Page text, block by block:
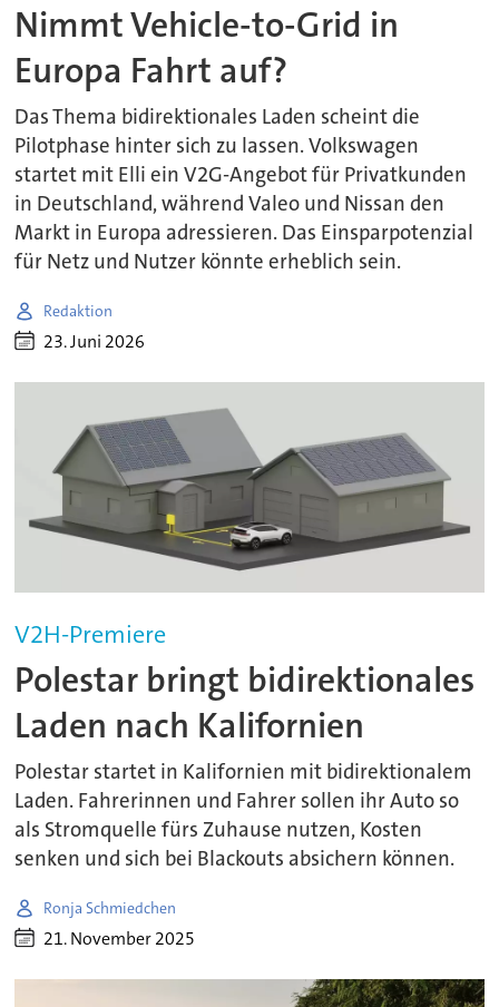
Nimmt Vehicle-to-Grid in
Europa Fahrt auf?
Das Thema bidirektionales Laden scheint die
Pilotphase hinter sich zu lassen. Volkswagen
startet mit Elli ein V2G-Angebot für Privatkunden
in Deutschland, während Valeo und Nissan den
Markt in Europa adressieren. Das Einsparpotenzial
für Netz und Nutzer könnte erheblich sein.
Redaktion
23. Juni 2026
V2H-Premiere
Polestar bringt bidirektionales
Laden nach Kalifornien
Polestar startet in Kalifornien mit bidirektionalem
Laden. Fahrerinnen und Fahrer sollen ihr Auto so
als Stromquelle fürs Zuhause nutzen, Kosten
senken und sich bei Blackouts absichern können.
Ronja Schmiedchen
21. November 2025